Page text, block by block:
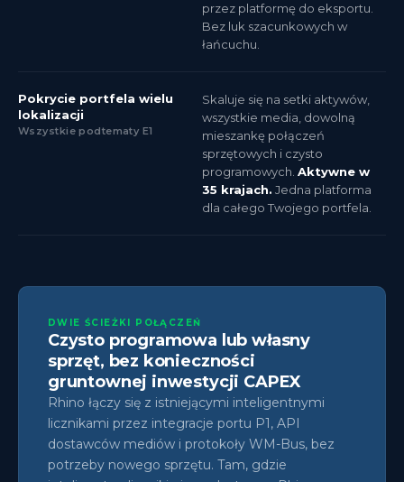
przez platformę do eksportu.
Bez luk szacunkowych w
łańcuchu.
Pokrycie portfela wielu
lokalizacji
Wszystkie podtematy E1
Skaluje się na setki aktywów,
wszystkie media, dowolną
mieszankę połączeń
sprzętowych i czysto
programowych. Aktywne w
35 krajach. Jedna platforma
dla całego Twojego portfela.
DWIE ŚCIEŻKI POŁĄCZEŃ
Czysto programowa lub własny
sprzęt, bez konieczności
gruntownej inwestycji CAPEX
Rhino łączy się z istniejącymi inteligentnymi
licznikami przez integracje portu P1, API
dostawców mediów i protokoły WM-Bus, bez
potrzeby nowego sprzętu. Tam, gdzie